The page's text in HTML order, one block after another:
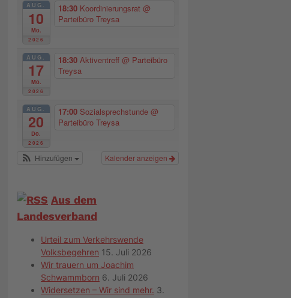
AUG.
10
Mo.
2026
18:30 Koordinierungsrat @
Parteibüro Treysa
AUG.
17
Mo.
2026
18:30 Aktiventreff @ Parteibüro
Treysa
AUG.
20
Do.
2026
17:00 Sozialsprechstunde @
Parteibüro Treysa
Kalender anzeigen
Hinzufügen
Aus dem
Landesverband
Urteil zum Verkehrswende
Volksbegehren 15. Juli 2026
Wir trauern um Joachim
Schwammborn 6. Juli 2026
Widersetzen – Wir sind mehr. 3.